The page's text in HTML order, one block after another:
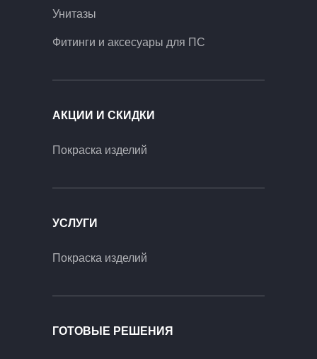
Унитазы
Фитинги и аксесуары для ПС
АКЦИИ И СКИДКИ
Покраска изделий
УСЛУГИ
Покраска изделий
ГОТОВЫЕ РЕШЕНИЯ